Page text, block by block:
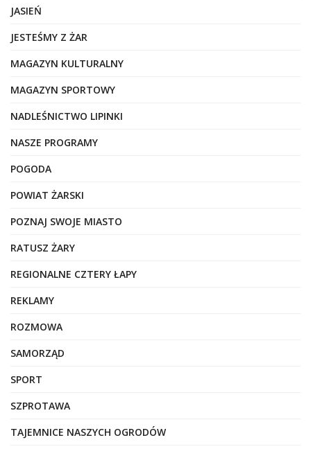
JASIEŃ
JESTEŚMY Z ŻAR
MAGAZYN KULTURALNY
MAGAZYN SPORTOWY
NADLEŚNICTWO LIPINKI
NASZE PROGRAMY
POGODA
POWIAT ŻARSKI
POZNAJ SWOJE MIASTO
RATUSZ ŻARY
REGIONALNE CZTERY ŁAPY
REKLAMY
ROZMOWA
SAMORZĄD
SPORT
SZPROTAWA
TAJEMNICE NASZYCH OGRODÓW